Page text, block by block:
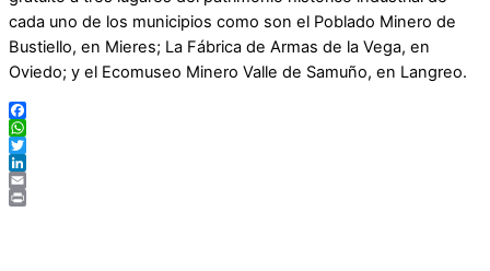
cada uno de los municipios como son el Poblado Minero de
Bustiello, en Mieres; La Fábrica de Armas de la Vega, en
Oviedo; y el Ecomuseo Minero Valle de Samuño, en Langreo.
Facebook
WhatsApp
Twitter
LinkedIn
Email